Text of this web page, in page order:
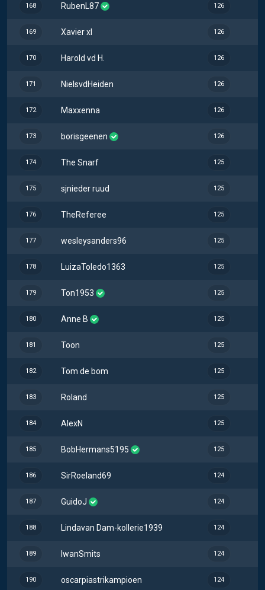
168 RubenL87 126
169 Xavier xl 126
170 Harold vd H. 126
171 NielsvdHeiden 126
172 Maxxenna 126
173 borisgeenen 126
174 The Snarf 125
175 sjnieder ruud 125
176 TheReferee 125
177 wesleysanders96 125
178 LuizaToledo1363 125
179 Ton1953 125
180 Anne B 125
181 Toon 125
182 Tom de bom 125
183 Roland 125
184 AlexN 125
185 BobHermans5195 125
186 SirRoeland69 124
187 GuidoJ 124
188 Lindavan Dam-kollerie1939 124
189 IwanSmits 124
190 oscarpiastrikampioen 124